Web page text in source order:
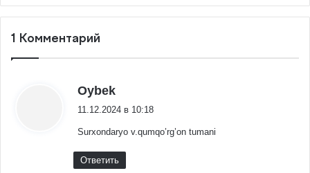
1 Комментарий
Oybek
11.12.2024 в 10:18
Surxondaryo v.qumqo’rg’on tumani
Ответить